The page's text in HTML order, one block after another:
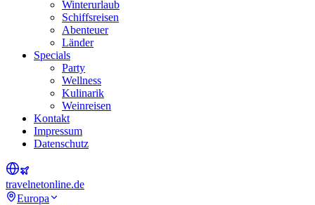
Winterurlaub
Schiffsreisen
Abenteuer
Länder
Specials
Party
Wellness
Kulinarik
Weinreisen
Kontakt
Impressum
Datenschutz
travelnetonline.de
Europa